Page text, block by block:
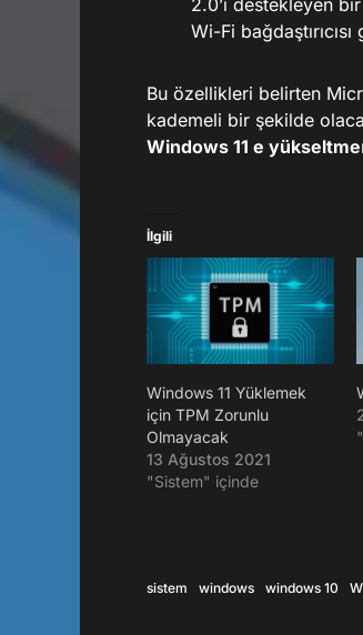
2.0’ı destekleyen
Wi-Fi
Bu özellikleri belirten
kademeli bir şekilde
Windows 11 e yükseltme
İlgili
Windows 11 Yüklemek
için TPM Zorunlu
Olmayacak
13 Ağustos 2021
"Sistem" içinde
sistem windows windows 10